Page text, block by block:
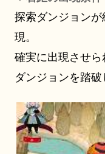
探索ダンジョンが
現。
確実に出現させ
ダンジョンを踏破